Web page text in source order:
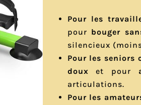
Pour les
pour bouger
silencieux
Pour les seniors
doux et pour
articulations.
Pour les